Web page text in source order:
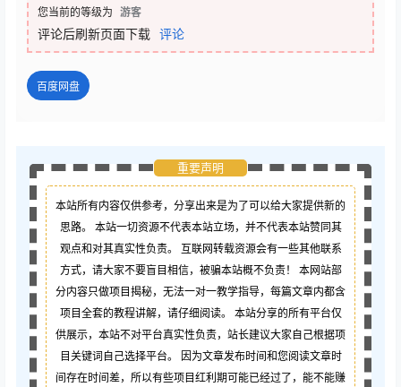
您当前的等级为 游客
评论后刷新页面下载 评论
百度网盘
重要声明
本站所有内容仅供参考，分享出来是为了可以给大家提供新的
思路。 本站一切资源不代表本站立场，并不代表本站赞同其
观点和对其真实性负责。 互联网转载资源会有一些其他联系
方式，请大家不要盲目相信，被骗本站概不负责！ 本网站部
分内容只做项目揭秘，无法一对一教学指导，每篇文章内都含
项目全套的教程讲解，请仔细阅读。 本站分享的所有平台仅
供展示，本站不对平台真实性负责，站长建议大家自己根据项
目关键词自己选择平台。 因为文章发布时间和您阅读文章时
间存在时间差，所以有些项目红利期可能已经过了，能不能赚